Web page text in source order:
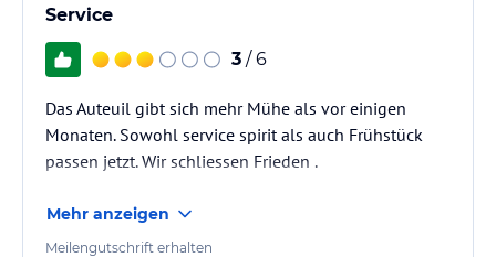
Service
3 / 6
Das Auteuil gibt sich mehr Mühe als vor einigen
Monaten. Sowohl service spirit als auch Frühstück
passen jetzt. Wir schliessen Frieden .
Mehr anzeigen
Meilengutschrift erhalten